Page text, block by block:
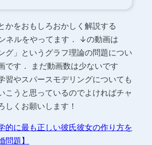
かをおもしろおかしく解説する
ネルをやってます． ↓の動画は
グ」というグラフ理論の問題につい
です． まだ動画数は少ないです
習やスパースモデリングについても
こうと思っているのでよければチャ
しくお願いします！
的に最も正しい彼氏彼女の作り方を
題】